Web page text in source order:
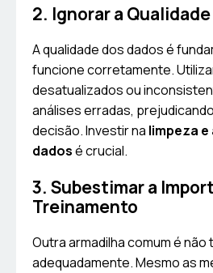
2. Ignorar a
A qualidade dos dados é
funcione corretamente.
desatualizados ou
análises erradas,
decisão. Investir na limpeza
dadosé crucial.
3. Subestimar a
Treinamento
Outra armadilha comum é não
adequadamente. Mesmo as